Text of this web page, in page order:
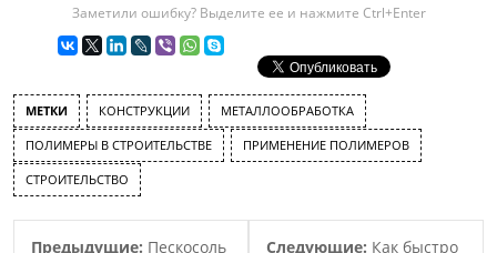
Заметили ошибку? Выделите ее и нажмите Ctrl+Enter
МЕТКИ КОНСТРУКЦИИ МЕТАЛЛООБРАБОТКА
ПОЛИМЕРЫ В СТРОИТЕЛЬСТВЕ ПРИМЕНЕНИЕ ПОЛИМЕРОВ
СТРОИТЕЛЬСТВО
Предыдущие: Пескосоль
Следующие: Как быстро